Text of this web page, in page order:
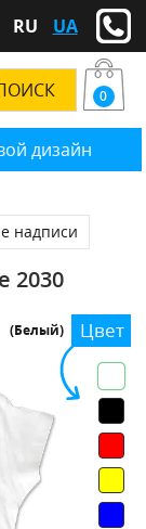
RU UA
дизайн
0
надписи
2030
Цвет
(Белый)